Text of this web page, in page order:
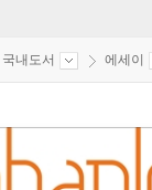
국내도서 에세이